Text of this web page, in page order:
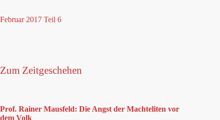
Februar 2017 Teil 6
Zum Zeitgeschehen
Prof. Rainer Mausfeld: Die Angst der Machteliten vor
dem Volk